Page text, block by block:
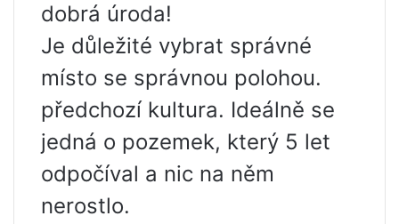
dobrá úroda!
Je důležité vybrat správné
místo se správnou polohou.
předchozí kultura. Ideálně se
jedná o pozemek, který 5 let
odpočíval a nic na něm
nerostlo.